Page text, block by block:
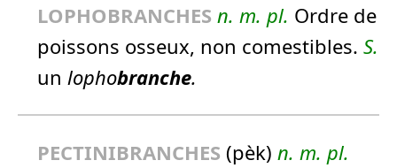
LOPHOBRANCHES n. m. pl. Ordre de
poissons osseux, non comestibles. S.
un lophobranche.
PECTINIBRANCHES (pèk) n. m. pl.